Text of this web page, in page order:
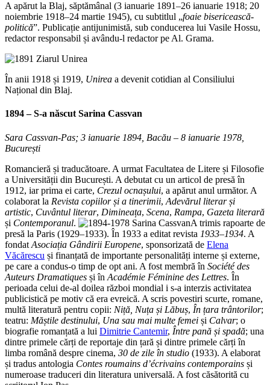
A apărut la Blaj, săptămânal (3 ianuarie 1891–26 ianuarie 1918; 20
noiembrie 1918–24 martie 1945), cu subtitlul „foaie bisericească-
politică”. Publicație antijunimistă, sub conducerea lui Vasile Hossu,
redactor responsabil și avându-l redactor pe Al. Grama.
În anii 1918 și 1919, Unirea a devenit cotidian al Consiliului
Național din Blaj.
1894 – S-a născut Sarina Cassvan
Sara Cassvan-Pas; 3 ianuarie 1894, Bacău – 8 ianuarie 1978,
București
Romancieră și traducătoare. A urmat Facultatea de Litere și Filosofie
a Universității din București. A debutat cu un articol de presă în
1912, iar prima ei carte, Crezul ocnașului, a apărut anul următor. A
colaborat la Revista copiilor și a tinerimii, Adevărul literar și
artistic, Cuvântul literar, Dimineața, Scena, Rampa, Gazeta literară
și Contemporanul.
A trimis rapoarte de
presă la Paris (1929–1933). În 1933 a editat revista 1933–1934. A
fondat Asociația Gândirii Europene, sponsorizată de Elena
Văcărescu și finanțată de importante personalități interne și externe,
pe care a condus-o timp de opt ani. A fost membră în Société des
Auteurs Dramatiques și în Académie Féminine des Lettres. În
perioada celui de-al doilea război mondial i s-a interzis activitatea
publicistică pe motiv că era evreică. A scris povestiri scurte, romane,
multă literatură pentru copii: Niță, Nuța și Lăbuș, În țara trântorilor;
teatru: Măștile destinului, Una sau mai multe femei și Calvar; o
biografie romanțată a lui Dimitrie Cantemir, Între pană și spadă; una
dintre primele cărți de reportaje din țară și dintre primele cărți în
limba română despre cinema, 30 de zile în studio (1933). A elaborat
și tradus antologia Contes roumains d’écrivains contemporains și
numeroase traduceri din literatura universală. A fost căsătorită cu